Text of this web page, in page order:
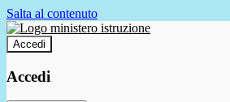
Salta al contenuto
Accedi
Accedi